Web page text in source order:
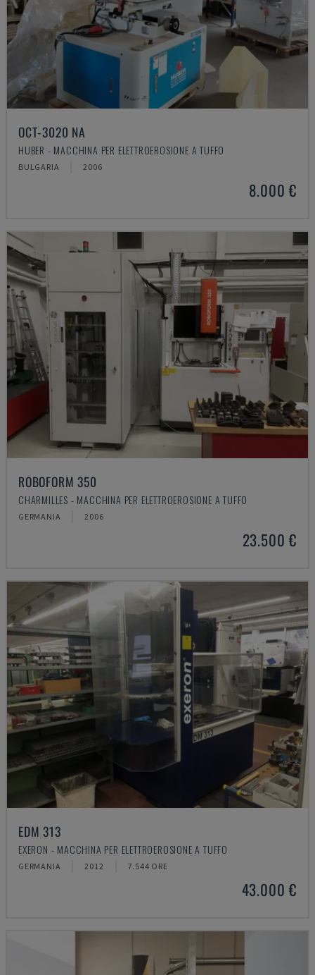
OCT-3020 NA
HUBER - MACCHINA PER ELETTROEROSIONE A TUFFO
BULGARIA 2006
8.000 €
ROBOFORM 350
CHARMILLES - MACCHINA PER ELETTROEROSIONE A TUFFO
GERMANIA 2006
23.500 €
EDM 313
EXERON - MACCHINA PER ELETTROEROSIONE A TUFFO
GERMANIA 2012 7.544 ORE
43.000 €